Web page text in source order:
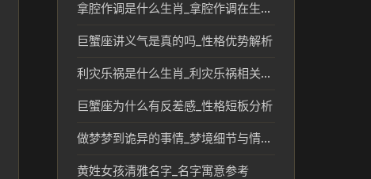
拿腔作调是什么生肖_拿腔作调在生肖文化中的象征意义
巨蟹座讲义气是真的吗_性格优势解析
利灾乐祸是什么生肖_利灾乐祸相关生肖及文化含义解析
巨蟹座为什么有反差感_性格短板分析
做梦梦到诡异的事情_梦境细节与情绪参考
黄姓女孩清雅名字_名字寓意参考